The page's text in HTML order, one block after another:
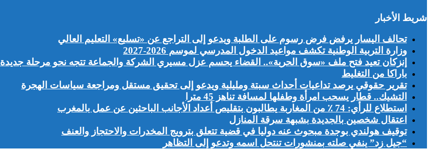
شريط الأخبار
تحالف اليسار يرفض فرض رسوم على الطلبة ويدعو إلى التراجع عن «تسليع» التعليم العالي
وزارة التربية الوطنية تكشف مواعيد الدخول المدرسي لموسم 2026-2027
إنزكان تعيد فتح ملف «سوق الحرية».. القضاء يحسم عزل مسيري الشركة والجماعة تتجه نحو مرحلة جديدة
باراكا من التغليط
تقرير حقوقي يرصد تداعيات أحداث سبتة ومليلية ويدعو إلى تحقيق مستقل ومراجعة سياسات الهجرة
التشيك.. قطار يسحب امرأة وطفلها لمسافة تناهز 45 مترا
استطلاع للرأي: 74 ٪ من المغاربة يطالبون بتقليص أعداد الأجانب الباحثين عن عمل بالمغرب
اعتقال شخصين بالجديدة بشبهة سرقة المنازل
توقيف هولندي بوجدة مبحوث عنه دوليا في قضية تتعلق بترويج المخدرات والاحتجاز والعنف
“جيل زد” ينفي صلته بمنشورات تنتحل اسمه وتدعو إلى التظاهر